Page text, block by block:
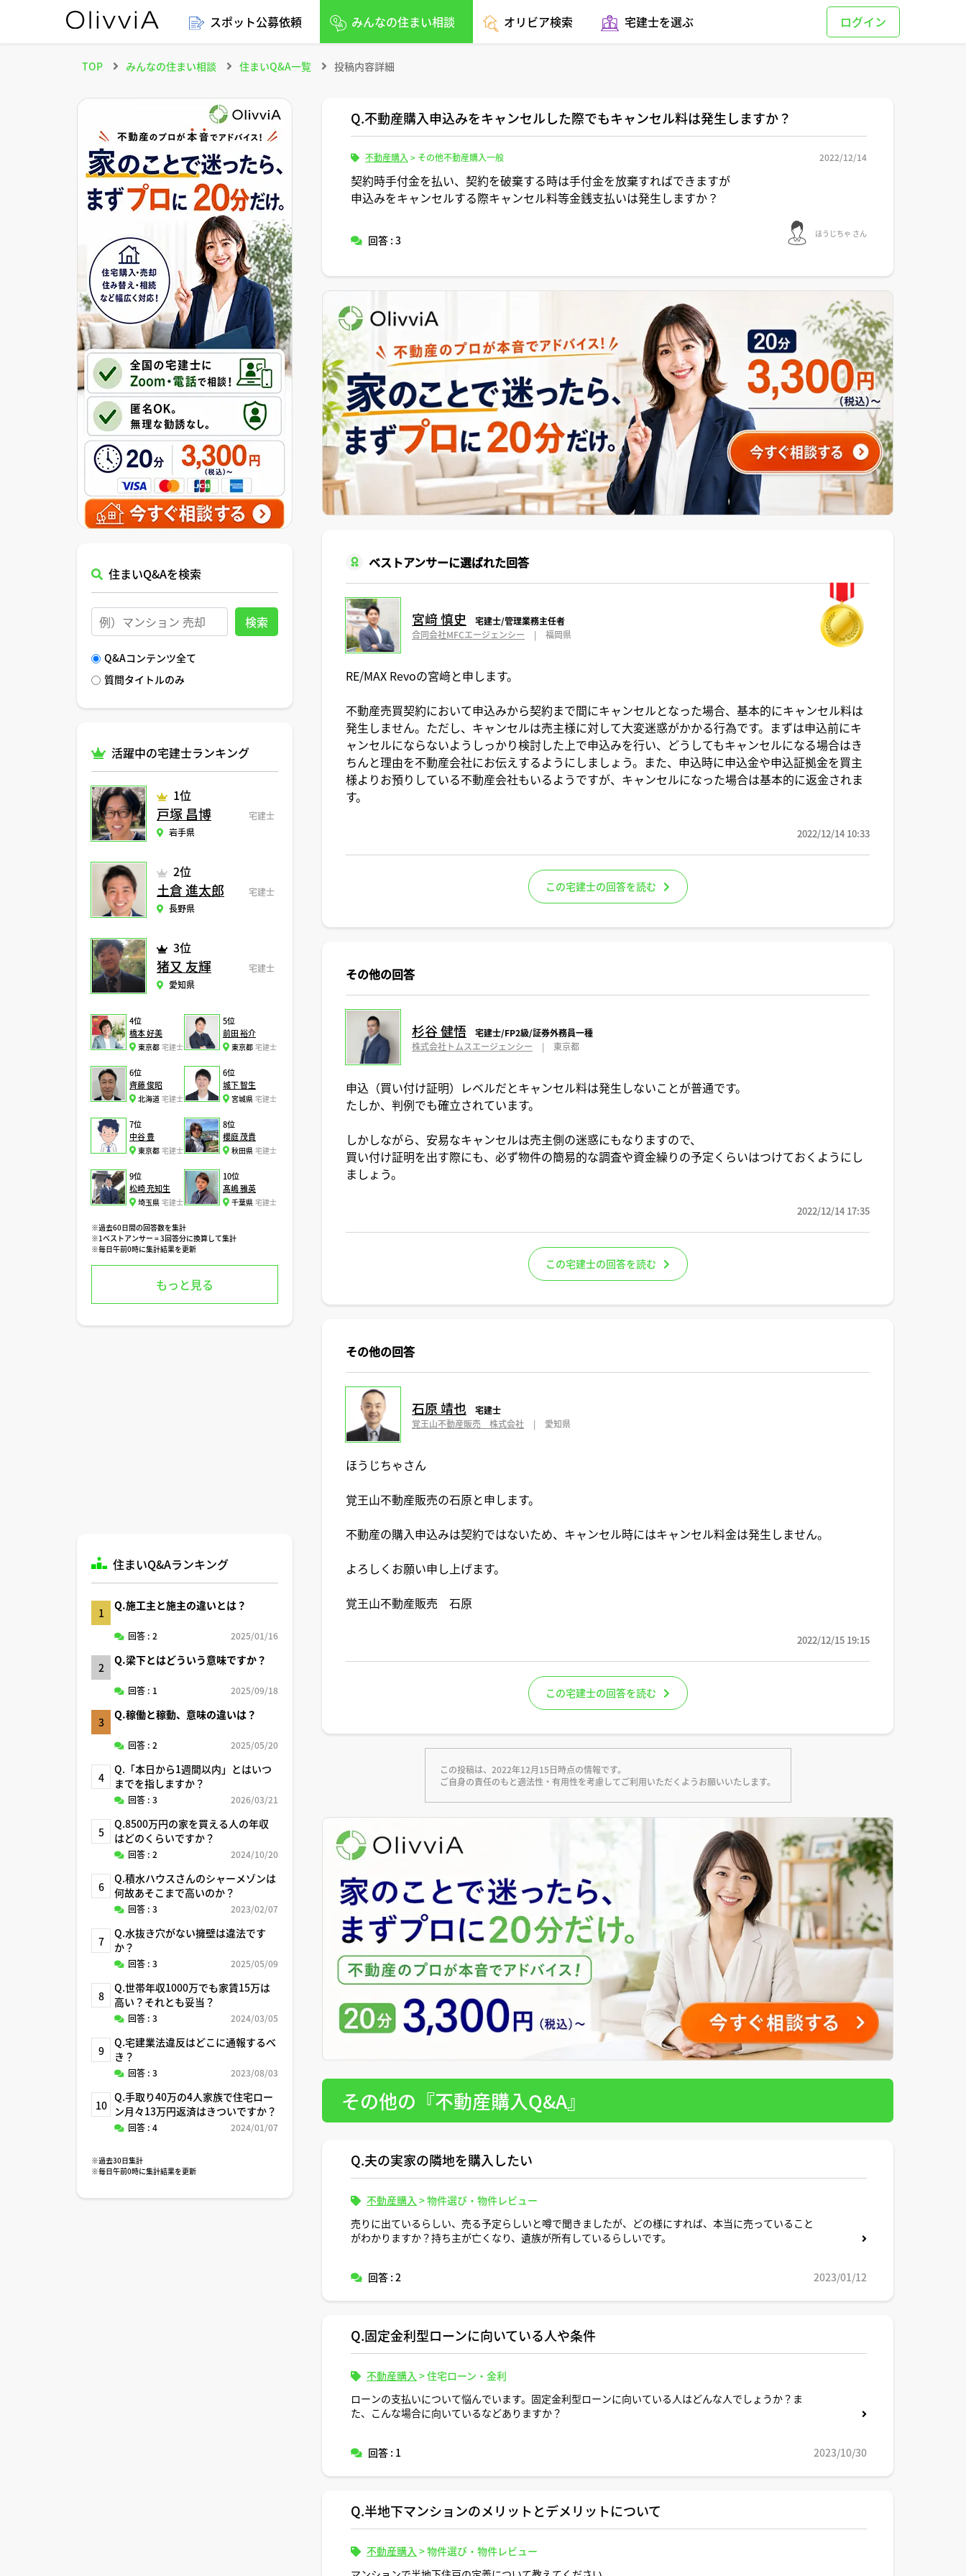
スポット公募依頼 みんなの住まい相談 オリビア検索 宅建士を選ぶ
TOP みんなの住まい相談 住まいQ&A一覧 投稿内容詳細
住まいQ&Aを検索
Q&Aコンテンツ全て
質問タイトルのみ
活躍中の宅建士ランキング
1位
戸塚 昌博
宅建士
岩手県
2位
土倉 進太郎
宅建士
長野県
3位
猪又 友輝
宅建士
愛知県
4位
橋本 好美
宅建士
東京都
5位
前田 裕介
宅建士
東京都
6位
齊藤 俊昭
宅建士
北海道
6位
城下 智生
宅建士
宮城県
7位
中谷 豊
宅建士
東京都
8位
櫻庭 茂貴
宅建士
秋田県
9位
松崎 充知生
宅建士
埼玉県
10位
髙嶋 雅英
宅建士
千葉県
※過去60日間の回答数を集計
※1ベストアンサー = 3回答分に換算して集計
※毎日午前0時に集計結果を更新
もっと見る
住まいQ&Aランキング
1
Q.施工主と施主の違いとは？
回答 : 2 2025/01/16
2
Q.梁下とはどういう意味ですか？
回答 : 1 2025/09/18
3
Q.稼働と稼動、意味の違いは？
回答 : 2 2025/05/20
4
Q.「本日から1週間以内」とはいつ
までを指しますか？
回答 : 3 2026/03/21
5
Q.8500万円の家を買える人の年収
はどのくらいですか？
回答 : 2 2024/10/20
6
Q.積水ハウスさんのシャーメゾンは
何故あそこまで高いのか？
回答 : 3 2023/02/07
7
Q.水抜き穴がない擁壁は違法です
か？
回答 : 3 2025/05/09
8
Q.世帯年収1000万でも家賃15万は
高い？それとも妥当？
回答 : 3 2024/03/05
9
Q.宅建業法違反はどこに通報するべ
き？
回答 : 3 2023/08/03
10
Q.手取り40万の4人家族で住宅ロー
ン月々13万円返済はきついですか？
回答 : 4 2024/01/07
※過去30日集計
※毎日午前0時に集計結果を更新
Q.不動産購入申込みをキャンセルした際でもキャンセル料は発生しますか？
不動産購入 > その他不動産購入一般 2022/12/14
契約時手付金を払い、契約を破棄する時は手付金を放棄すればできますが
申込みをキャンセルする際キャンセル料等金銭支払いは発生しますか？
回答 : 3 ほうじちゃ さん
ベストアンサーに選ばれた回答
宮﨑 慎史
宅建士/管理業務主任者
合同会社MFCエージェンシー
| 福岡県
RE/MAX Revoの宮﨑と申します。
不動産売買契約において申込みから契約まで間にキャンセルとなった場合、基本的にキャンセル料は
発生しません。ただし、キャンセルは売主様に対して大変迷惑がかかる行為です。まずは申込前にキ
ャンセルにならないようしっかり検討した上で申込みを行い、どうしてもキャンセルになる場合はき
ちんと理由を不動産会社にお伝えするようにしましょう。また、申込時に申込金や申込証拠金を買主
様よりお預りしている不動産会社もいるようですが、キャンセルになった場合は基本的に返金されま
す。
2022/12/14 10:33
この宅建士の回答を読む
その他の回答
杉谷 健悟
宅建士/FP2級/証券外務員一種
株式会社トムスエージェンシー
| 東京都
申込（買い付け証明）レベルだとキャンセル料は発生しないことが普通です。
たしか、判例でも確立されています。
しかしながら、安易なキャンセルは売主側の迷惑にもなりますので、
買い付け証明を出す際にも、必ず物件の簡易的な調査や資金繰りの予定くらいはつけておくようにし
ましょう。
2022/12/14 17:35
この宅建士の回答を読む
その他の回答
石原 靖也
宅建士
覚王山不動産販売 株式会社
| 愛知県
ほうじちゃさん
覚王山不動産販売の石原と申します。
不動産の購入申込みは契約ではないため、キャンセル時にはキャンセル料金は発生しません。
よろしくお願い申し上げます。
覚王山不動産販売 石原
2022/12/15 19:15
この宅建士の回答を読む
この投稿は、2022年12月15日時点の情報です。
ご自身の責任のもと適法性・有用性を考慮してご利用いただくようお願いいたします。
その他の『不動産購入Q&A』
Q.夫の実家の隣地を購入したい
不動産購入 >物件選び・物件レビュー
売りに出ているらしい、売る予定らしいと噂で聞きましたが、どの様にすれば、本当に売っていること
がわかりますか？持ち主が亡くなり、遺族が所有しているらしいです。
回答 : 2 2023/01/12
Q.固定金利型ローンに向いている人や条件
不動産購入 >住宅ローン・金利
ローンの支払いについて悩んでいます。固定金利型ローンに向いている人はどんな人でしょうか？ま
た、こんな場合に向いているなどありますか？
回答 : 1 2023/10/30
Q.半地下マンションのメリットとデメリットについて
不動産購入 >物件選び・物件レビュー